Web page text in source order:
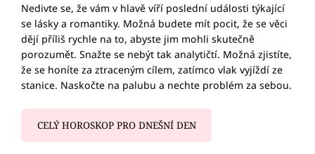
Nedivte se, že vám v hlavě víří poslední události týkající
se lásky a romantiky. Možná budete mít pocit, že se věci
dějí příliš rychle na to, abyste jim mohli skutečně
porozumět. Snažte se nebýt tak analytičtí. Možná zjistíte,
že se honíte za ztraceným cílem, zatímco vlak vyjíždí ze
stanice. Naskočte na palubu a nechte problém za sebou.
CELÝ HOROSKOP PRO DNEŠNÍ DEN